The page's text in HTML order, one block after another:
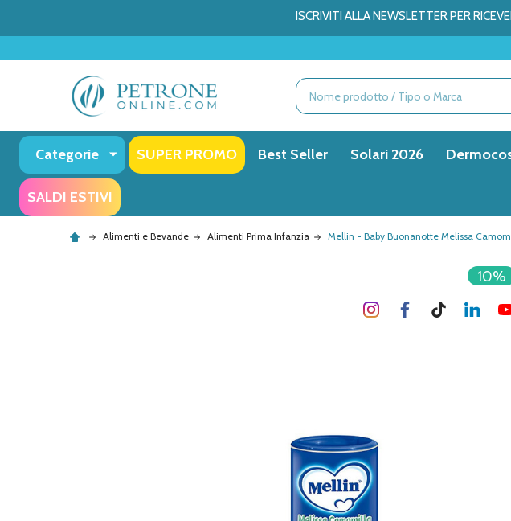
ISCRIVITI ALLA NEWSLETTER PER
Ricerca
Categorie SUPER PROMO Best Seller Solari 2026
SALDI ESTIVI
Alimenti e Bevande Alimenti Prima Infanzia Mellin - Baby Buonanotte Melissa
10%